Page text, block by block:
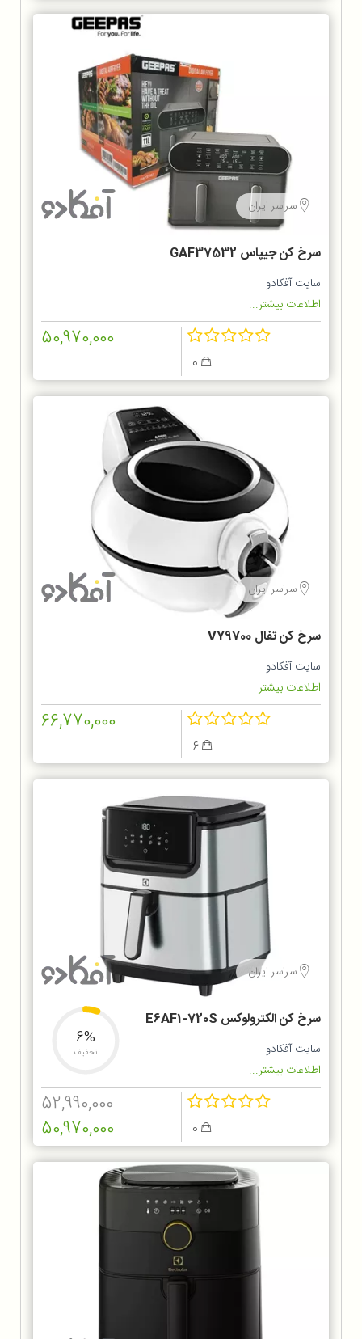
سراسر ایران
سرخ کن جیپاس GAF37532
سایت آفکادو
اطلاعات بیشتر...
50,970,000
سراسر ایران
سرخ کن تفال VY9700
سایت آفکادو
اطلاعات بیشتر...
66,770,000
سراسر ایران
سرخ کن الکترولوکس E6AF1-720S
سایت آفکادو
اطلاعات بیشتر...
6%
تخفیف
52,990,000
50,970,000